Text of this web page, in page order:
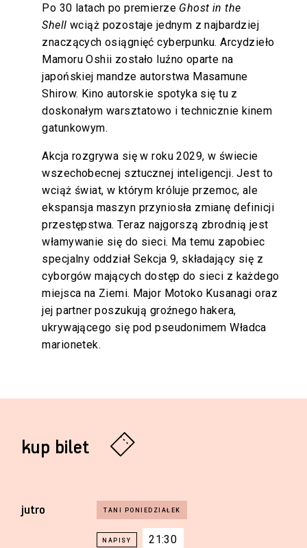
kup bilet
jutro
21:30
Po 30 latach po premierze Ghost in the
Shell wciąż pozostaje jednym z najbardziej
znaczących osiągnięć cyberpunku. Arcydzieło
Mamoru Oshii zostało luźno oparte na
japońskiej mandze autorstwa Masamune
Shirow. Kino autorskie spotyka się tu z
doskonałym warsztatowo i technicznie kinem
gatunkowym.
Akcja rozgrywa się w roku 2029, w świecie
wszechobecnej sztucznej inteligencji. Jest to
wciąż świat, w którym króluje przemoc, ale
ekspansja maszyn przyniosła zmianę definicji
przestępstwa. Teraz najgorszą zbrodnią jest
włamywanie się do sieci. Ma temu zapobiec
specjalny oddział Sekcja 9, składający się z
cyborgów mających dostęp do sieci z każdego
miejsca na Ziemi. Major Motoko Kusanagi oraz
jej partner poszukują groźnego hakera,
ukrywającego się pod pseudonimem Władca
marionetek.